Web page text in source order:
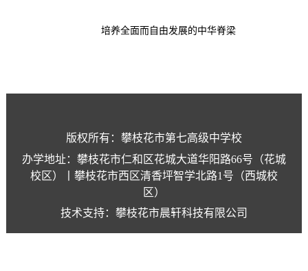
培养全面而自由发展的中华脊梁
版权所有：攀枝花市第七高级中学校
办学地址：攀枝花市仁和区花城大道华阳路66号（花城
校区）丨攀枝花市西区清香坪智学北路1号（西城校
区）
技术支持：攀枝花市晨轩科技有限公司